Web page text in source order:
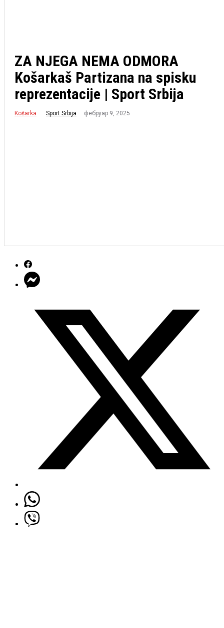
ZA NJEGA NEMA ODMORA
Košarkaš Partizana na spisku
reprezentacije | Sport Srbija
Košarka Sport Srbija фебруар 9, 2025